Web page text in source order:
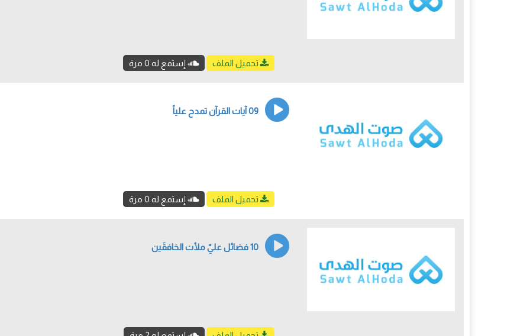
تحميل الملف إستمع له 0 مرة
09 آيات القرآن تمدح علياً
تحميل الملف إستمع له 0 مرة
10 فضائل عليّ ملأت الخافقَين